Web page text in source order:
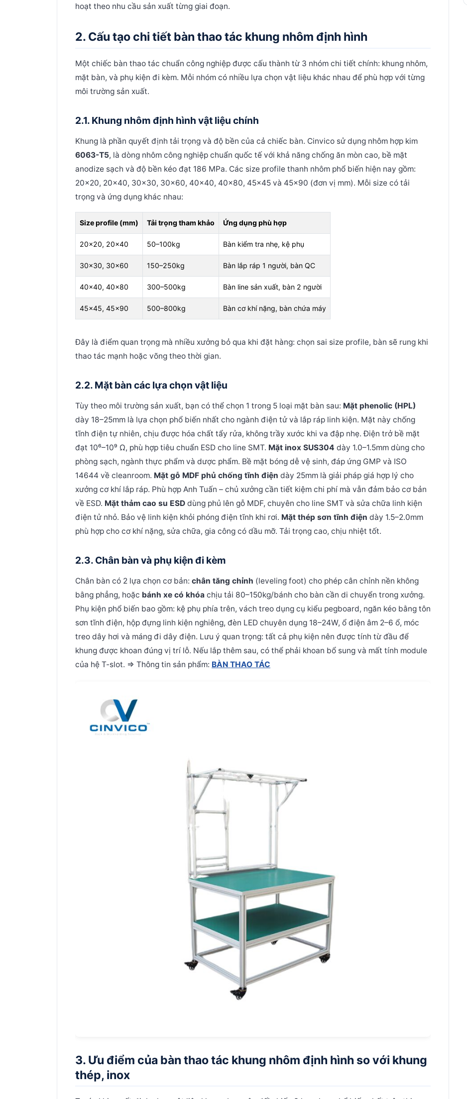
hoạt theo nhu cầu sản xuất từng giai đoạn.
2. Cấu tạo chi tiết bàn thao tác khung nhôm định hình
Một chiếc bàn thao tác chuẩn công nghiệp được cấu thành từ 3 nhóm chi tiết chính: khung nhôm,
mặt bàn, và phụ kiện đi kèm. Mỗi nhóm có nhiều lựa chọn vật liệu khác nhau để phù hợp với từng
môi trường sản xuất.
2.1. Khung nhôm định hình vật liệu chính
Khung là phần quyết định tải trọng và độ bền của cả chiếc bàn. Cinvico sử dụng nhôm hợp kim
6063-T5, là dòng nhôm công nghiệp chuẩn quốc tế với khả năng chống ăn mòn cao, bề mặt
anodize sạch và độ bền kéo đạt 186 MPa. Các size profile thanh nhôm phổ biến hiện nay gồm:
20x20, 20x40, 30x30, 30x60, 40x40, 40x80, 45x45 và 45x90 (đơn vị mm). Mỗi size có tải
trọng và ứng dụng khác nhau:
Size profile (mm) Tải trọng tham khảo Ứng dụng phù hợp
20x20, 20x40 50–100kg Bàn kiểm tra nhẹ, kệ phụ
30x30, 30x60 150–250kg Bàn lắp ráp 1 người, bàn QC
40x40, 40x80 300–500kg Bàn line sản xuất, bàn 2 người
45x45, 45x90 500–800kg Bàn cơ khí nặng, bàn chứa máy
Đây là điểm quan trọng mà nhiều xưởng bỏ qua khi đặt hàng: chọn sai size profile, bàn sẽ rung khi
thao tác mạnh hoặc võng theo thời gian.
2.2. Mặt bàn các lựa chọn vật liệu
Tùy theo môi trường sản xuất, bạn có thể chọn 1 trong 5 loại mặt bàn sau: Mặt phenolic (HPL)
dày 18–25mm là lựa chọn phổ biến nhất cho ngành điện tử và lắp ráp linh kiện. Mặt này chống
tĩnh điện tự nhiên, chịu được hóa chất tẩy rửa, không trầy xước khi va đập nhẹ. Điện trở bề mặt
đạt 10⁶–10⁹ Ω, phù hợp tiêu chuẩn ESD cho line SMT. Mặt inox SUS304 dày 1.0–1.5mm dùng cho
phòng sạch, ngành thực phẩm và dược phẩm. Bề mặt bóng dễ vệ sinh, đáp ứng GMP và ISO
14644 về cleanroom. Mặt gỗ MDF phủ chống tĩnh điện dày 25mm là giải pháp giá hợp lý cho
xưởng cơ khí lắp ráp. Phù hợp Anh Tuấn – chủ xưởng cần tiết kiệm chi phí mà vẫn đảm bảo cơ bản
về ESD. Mặt thảm cao su ESD dùng phủ lên gỗ MDF, chuyên cho line SMT và sửa chữa linh kiện
điện tử nhỏ. Bảo vệ linh kiện khỏi phóng điện tĩnh khi rơi. Mặt thép sơn tĩnh điện dày 1.5–2.0mm
phù hợp cho cơ khí nặng, sửa chữa, gia công có dầu mỡ. Tải trọng cao, chịu nhiệt tốt.
2.3. Chân bàn và phụ kiện đi kèm
Chân bàn có 2 lựa chọn cơ bản: chân tăng chỉnh (leveling foot) cho phép cân chỉnh nền không
bằng phẳng, hoặc bánh xe có khóa chịu tải 80–150kg/bánh cho bàn cần di chuyển trong xưởng.
Phụ kiện phổ biến bao gồm: kệ phụ phía trên, vách treo dụng cụ kiểu pegboard, ngăn kéo bằng tôn
sơn tĩnh điện, hộp đựng linh kiện nghiêng, đèn LED chuyên dụng 18–24W, ổ điện âm 2–6 ổ, móc
treo dây hơi và máng đi dây điện. Lưu ý quan trọng: tất cả phụ kiện nên được tính từ đầu để
khung được khoan đúng vị trí lỗ. Nếu lắp thêm sau, có thể phải khoan bổ sung và mất tính module
của hệ T-slot. => Thông tin sản phẩm: BÀN THAO TÁC
3. Ưu điểm của bàn thao tác khung nhôm định hình so với khung
thép, inox